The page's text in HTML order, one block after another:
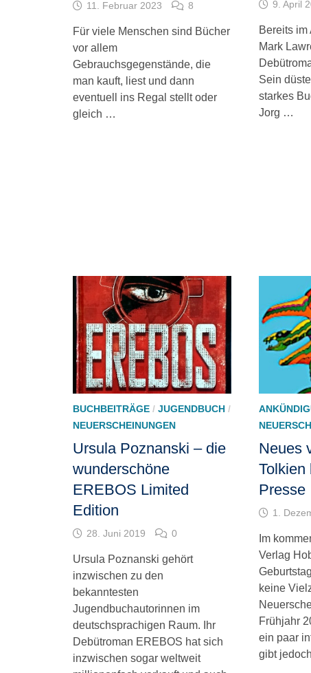
11. Februar 2023 8
Für viele Menschen sind Bücher
vor allem
Gebrauchsgegenstände, die
man kauft, liest und dann
eventuell ins Regal stellt oder
gleich …
9. April
Bereits im
Mark
Sein
starkes
Jorg …
BUCHBEITRÄGE /JUGENDBUCH /
NEUERSCHEINUNGEN
Ursula Poznanski – die
wunderschöne
EREBOS Limited
Edition
28. Juni 2019 0
Ursula Poznanski gehört
inzwischen zu den
bekanntesten
Jugendbuchautorinnen im
deutschsprachigen Raum. Ihr
Debütroman EREBOS hat sich
inzwischen sogar weltweit
Neues
Tolkien
Presse
1.
Im
Verlag
keine
Frühjahr
ein paar
gibt